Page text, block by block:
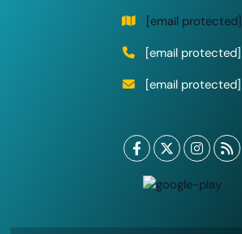
[email protected]
[email protected]
[email protected]